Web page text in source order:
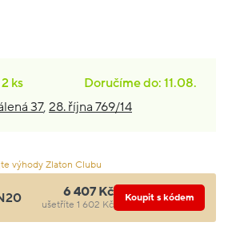
ks
Doručíme do: 11.08.
37, 28. října 769/14
výhody Zlaton Clubu
6 407 Kč
ušetříte 1 602 Kč
Koupit s kódem